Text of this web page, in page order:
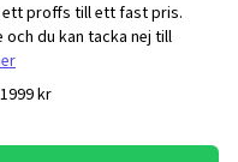
ett proffs till ett fast pris.
och du kan tacka nej till
1999kr